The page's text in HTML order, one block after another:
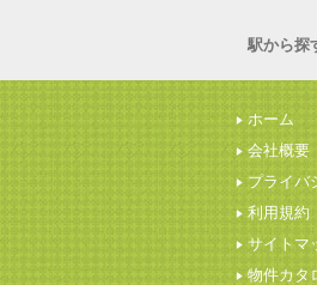
駅から探
ホーム
会社概要
プライバ
利用規約
サイトマ
物件カタ